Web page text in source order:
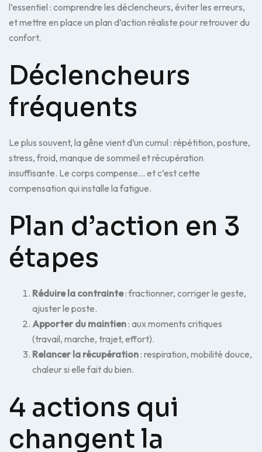
l’essentiel : comprendre les déclencheurs, éviter les erreurs,
et mettre en place un plan d’action réaliste pour retrouver du
confort.
Déclencheurs
fréquents
Le plus souvent, la gêne vient d’un cumul : répétition, posture,
stress, froid, manque de sommeil et récupération
insuffisante. Le corps compense… et c’est cette
compensation qui installe la fatigue.
Plan d’action en 3
étapes
Réduire la contrainte: fractionner, corriger le geste,
ajuster le poste.
Apporter du maintien: aux moments critiques
(travail, marche, trajet, effort).
Relancer la récupération: respiration, mobilité douce,
chaleur si elle fait du bien.
4 actions qui
changent la